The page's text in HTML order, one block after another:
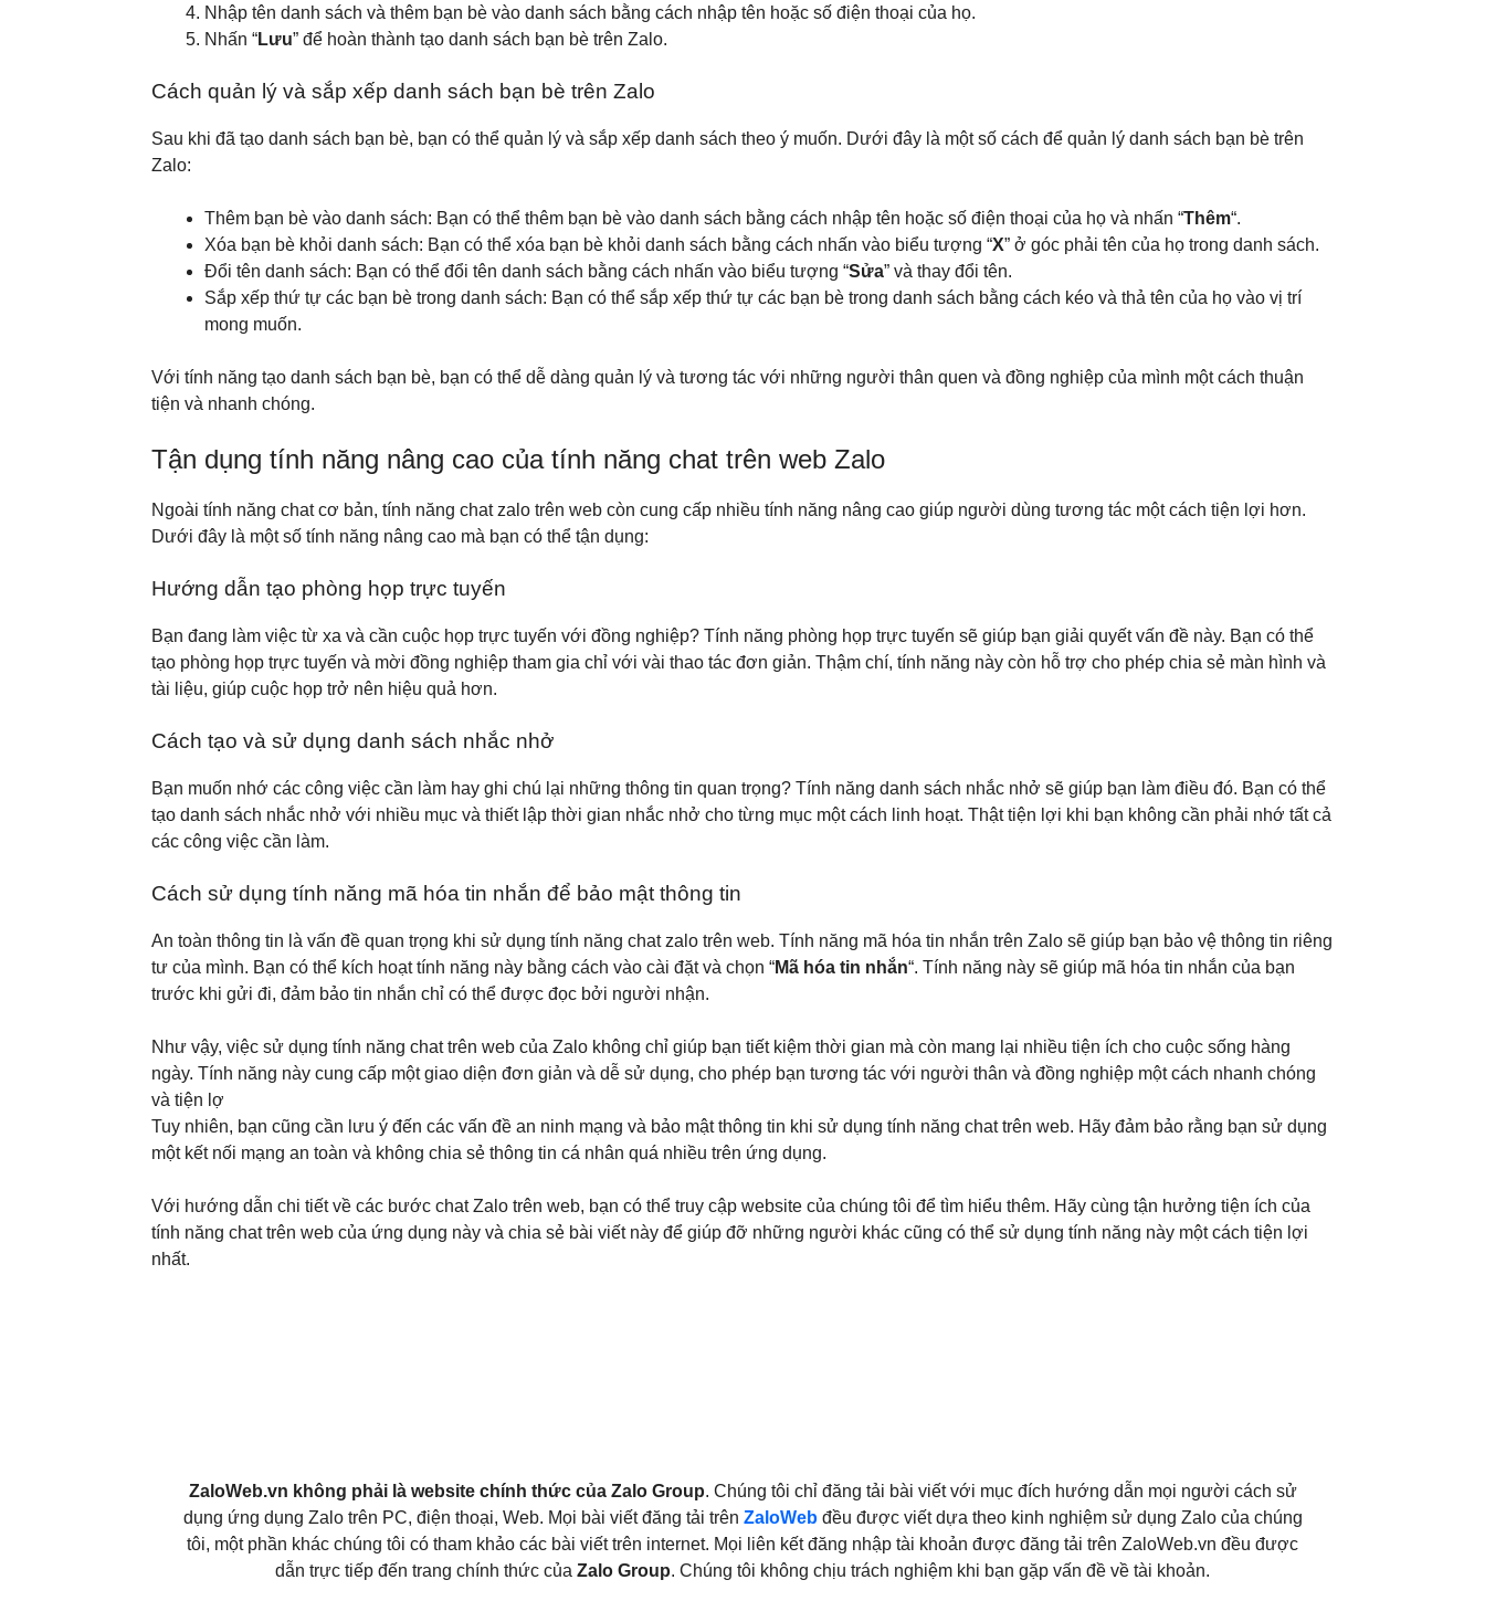
Nhập tên danh sách và thêm bạn bè vào danh sách bằng cách nhập tên hoặc số điện thoại của họ.
Nhấn “Lưu” để hoàn thành tạo danh sách bạn bè trên Zalo.
Cách quản lý và sắp xếp danh sách bạn bè trên Zalo
Sau khi đã tạo danh sách bạn bè, bạn có thể quản lý và sắp xếp danh sách theo ý muốn. Dưới đây là một số cách để quản lý danh sách bạn bè trên
Zalo:
Thêm bạn bè vào danh sách: Bạn có thể thêm bạn bè vào danh sách bằng cách nhập tên hoặc số điện thoại của họ và nhấn “Thêm“.
Xóa bạn bè khỏi danh sách: Bạn có thể xóa bạn bè khỏi danh sách bằng cách nhấn vào biểu tượng “X” ở góc phải tên của họ trong danh sách.
Đổi tên danh sách: Bạn có thể đổi tên danh sách bằng cách nhấn vào biểu tượng “Sửa” và thay đổi tên.
Sắp xếp thứ tự các bạn bè trong danh sách: Bạn có thể sắp xếp thứ tự các bạn bè trong danh sách bằng cách kéo và thả tên của họ vào vị trí
mong muốn.
Với tính năng tạo danh sách bạn bè, bạn có thể dễ dàng quản lý và tương tác với những người thân quen và đồng nghiệp của mình một cách thuận
tiện và nhanh chóng.
Tận dụng tính năng nâng cao của tính năng chat trên web Zalo
Ngoài tính năng chat cơ bản, tính năng chat zalo trên web còn cung cấp nhiều tính năng nâng cao giúp người dùng tương tác một cách tiện lợi hơn.
Dưới đây là một số tính năng nâng cao mà bạn có thể tận dụng:
Hướng dẫn tạo phòng họp trực tuyến
Bạn đang làm việc từ xa và cần cuộc họp trực tuyến với đồng nghiệp? Tính năng phòng họp trực tuyến sẽ giúp bạn giải quyết vấn đề này. Bạn có thể
tạo phòng họp trực tuyến và mời đồng nghiệp tham gia chỉ với vài thao tác đơn giản. Thậm chí, tính năng này còn hỗ trợ cho phép chia sẻ màn hình và
tài liệu, giúp cuộc họp trở nên hiệu quả hơn.
Cách tạo và sử dụng danh sách nhắc nhở
Bạn muốn nhớ các công việc cần làm hay ghi chú lại những thông tin quan trọng? Tính năng danh sách nhắc nhở sẽ giúp bạn làm điều đó. Bạn có thể
tạo danh sách nhắc nhở với nhiều mục và thiết lập thời gian nhắc nhở cho từng mục một cách linh hoạt. Thật tiện lợi khi bạn không cần phải nhớ tất cả
các công việc cần làm.
Cách sử dụng tính năng mã hóa tin nhắn để bảo mật thông tin
An toàn thông tin là vấn đề quan trọng khi sử dụng tính năng chat zalo trên web. Tính năng mã hóa tin nhắn trên Zalo sẽ giúp bạn bảo vệ thông tin riêng
tư của mình. Bạn có thể kích hoạt tính năng này bằng cách vào cài đặt và chọn “Mã hóa tin nhắn“. Tính năng này sẽ giúp mã hóa tin nhắn của bạn
trước khi gửi đi, đảm bảo tin nhắn chỉ có thể được đọc bởi người nhận.
Như vậy, việc sử dụng tính năng chat trên web của Zalo không chỉ giúp bạn tiết kiệm thời gian mà còn mang lại nhiều tiện ích cho cuộc sống hàng
ngày. Tính năng này cung cấp một giao diện đơn giản và dễ sử dụng, cho phép bạn tương tác với người thân và đồng nghiệp một cách nhanh chóng
và tiện lợ
Tuy nhiên, bạn cũng cần lưu ý đến các vấn đề an ninh mạng và bảo mật thông tin khi sử dụng tính năng chat trên web. Hãy đảm bảo rằng bạn sử dụng
một kết nối mạng an toàn và không chia sẻ thông tin cá nhân quá nhiều trên ứng dụng.
Với hướng dẫn chi tiết về các bước chat Zalo trên web, bạn có thể truy cập website của chúng tôi để tìm hiểu thêm. Hãy cùng tận hưởng tiện ích của
tính năng chat trên web của ứng dụng này và chia sẻ bài viết này để giúp đỡ những người khác cũng có thể sử dụng tính năng này một cách tiện lợi
nhất.
ZaloWeb.vn không phải là website chính thức của Zalo Group. Chúng tôi chỉ đăng tải bài viết với mục đích hướng dẫn mọi người cách sử
dụng ứng dụng Zalo trên PC, điện thoại, Web. Mọi bài viết đăng tải trên ZaloWebđều được viết dựa theo kinh nghiệm sử dụng Zalo của chúng
tôi, một phần khác chúng tôi có tham khảo các bài viết trên internet. Mọi liên kết đăng nhập tài khoản được đăng tải trên ZaloWeb.vn đều được
dẫn trực tiếp đến trang chính thức của Zalo Group. Chúng tôi không chịu trách nghiệm khi bạn gặp vấn đề về tài khoản.